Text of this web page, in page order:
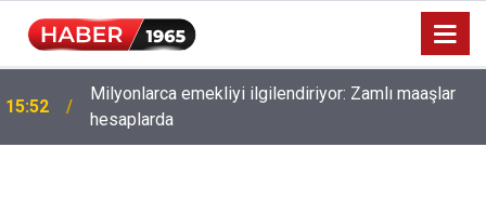
15:52
Milyonlarca emekliyi ilgilendiriyor: Zamlı maaşlar
hesaplarda